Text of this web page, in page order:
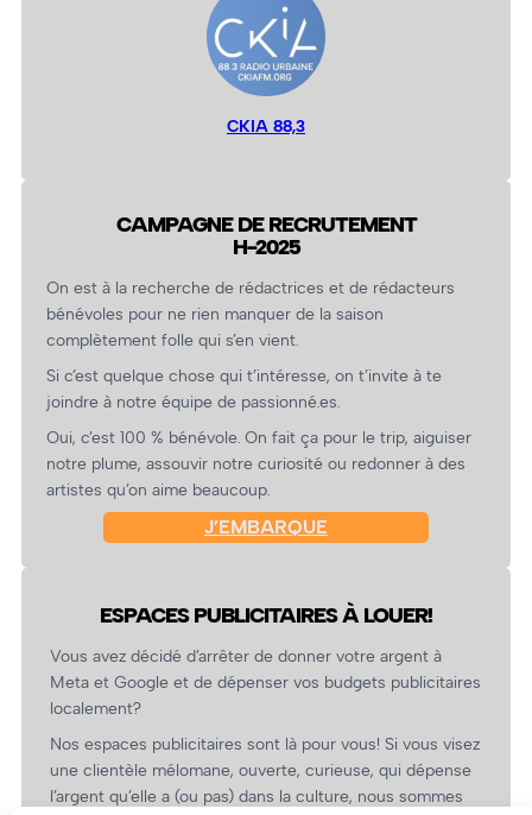
CKIA 88,3
CAMPAGNE DE RECRUTEMENT
H-2025
On est à la recherche de rédactrices et de rédacteurs
bénévoles pour ne rien manquer de la saison
complètement folle qui s’en vient.
Si c’est quelque chose qui t’intéresse, on t’invite à te
joindre à notre équipe de passionné.es.
Oui, c’est 100 % bénévole. On fait ça pour le trip, aiguiser
notre plume, assouvir notre curiosité ou redonner à des
artistes qu’on aime beaucoup.
J’EMBARQUE
ESPACES PUBLICITAIRES À LOUER!
Vous avez décidé d’arrêter de donner votre argent à
Meta et Google et de dépenser vos budgets publicitaires
localement?
Nos espaces publicitaires sont là pour vous! Si vous visez
une clientèle mélomane, ouverte, curieuse, qui dépense
l’argent qu’elle a (ou pas) dans la culture, nous sommes